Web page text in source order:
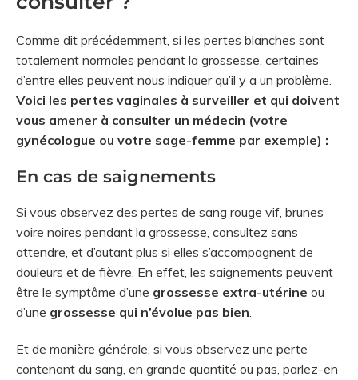
Comme dit précédemment, si les pertes blanches sont
totalement normales pendant la grossesse, certaines
d’entre elles peuvent nous indiquer qu’il y a un problème.
Voici les pertes vaginales à surveiller et qui doivent
vous amener à consulter un médecin (votre
gynécologue ou votre sage-femme par exemple) :
En cas de saignements
Si vous observez des pertes de sang rouge vif, brunes
voire noires pendant la grossesse, consultez sans
attendre, et d’autant plus si elles s’accompagnent de
douleurs et de fièvre. En effet, les saignements peuvent
être le symptôme d’une grossesse extra-utérine ou
d’une grossesse qui n’évolue pas bien.
Et de manière générale, si vous observez une perte
contenant du sang, en grande quantité ou pas, parlez-en